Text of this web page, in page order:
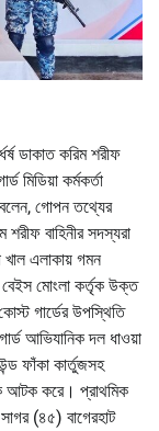
ডাকাত করিম শরীফ
মিডিয়া কর্মকর্তা
বলেন, গোপন তথ্যের
শরীফ বাহিনীর সদস্যরা
খাল এলাকায় গমন
মোংলা কর্তৃক উক্ত
গার্ডের উপস্থিতি
আভিযানিক দল ধাওয়া
ফাঁকা কার্তুজসহ
আটক করে। প্রাথমিক
(৪৫) বাগেরহাট